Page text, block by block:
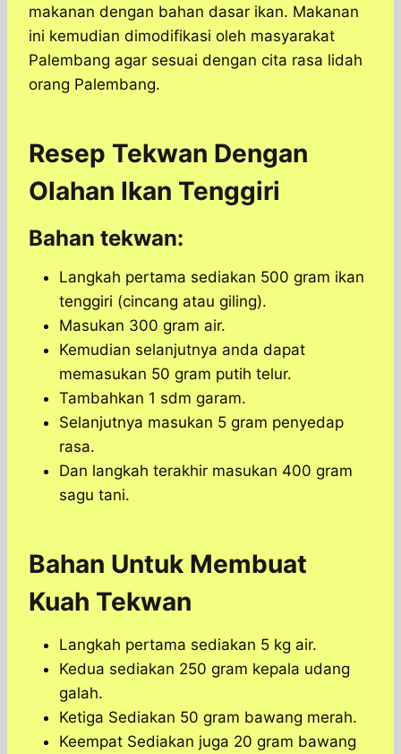
makanan dengan bahan dasar ikan. Makanan
ini kemudian dimodifikasi oleh masyarakat
Palembang agar sesuai dengan cita rasa lidah
orang Palembang.
Resep Tekwan Dengan
Olahan Ikan Tenggiri
Bahan tekwan:
Langkah pertama sediakan 500 gram ikan
tenggiri (cincang atau giling).
Masukan 300 gram air.
Kemudian selanjutnya anda dapat
memasukan 50 gram putih telur.
Tambahkan 1 sdm garam.
Selanjutnya masukan 5 gram penyedap
rasa.
Dan langkah terakhir masukan 400 gram
sagu tani.
Bahan Untuk Membuat
Kuah Tekwan
Langkah pertama sediakan 5 kg air.
Kedua sediakan 250 gram kepala udang
galah.
Ketiga Sediakan 50 gram bawang merah.
Keempat Sediakan juga 20 gram bawang